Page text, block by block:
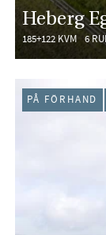
Heberg
185+122 KVM 6
PÅ FÖRHAND